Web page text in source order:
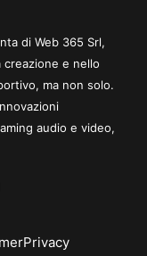
di Web 365 Srl,
creazione e nello
ma non solo.
audio e video,
Privacy